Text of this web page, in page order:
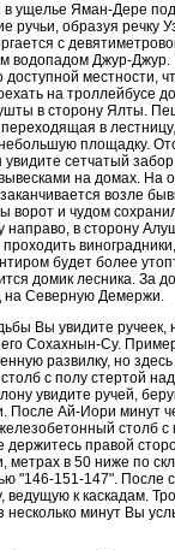
ущелье Яман-Дере
ручьи, образуя
с
водопадом Джур-Джур.
местности,
на троллейбусе
в сторону Ялты.
в
площадку.
сетчатый
на домах. На
возле
ворот и чудом
направо, в сторону
будет более
домик лесника. За
на Северную Демержи.
Вы увидите
Сохахнын-Су.
развилку, но
с полу стертой
увидите ручей,
После Ай-Иори минут
столб с
держитесь правой
метрах в 50 ниже по
"146-151-147". После
ведущую к каскадам.
несколько минут Вы